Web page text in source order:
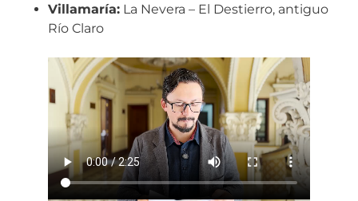
Villamaría: La Nevera – El Destierro, antiguo
Río Claro